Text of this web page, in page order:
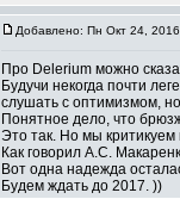
Добавлено: Пн Окт 24,
Про Delerium можно
Будучи некогда почти
слушать с оптимизмом,
Понятное дело, что
Это так. Но мы
Как говорил А.С.
Вот одна надежда
Будем ждать до 2017. ))